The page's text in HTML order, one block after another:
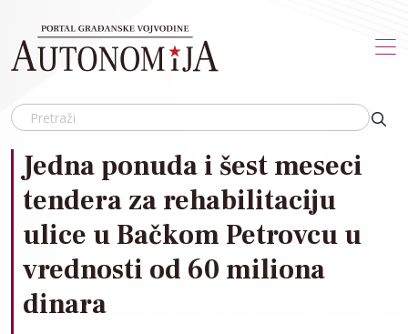
Jedna ponuda i šest meseci
tendera za rehabilitaciju
ulice u Bačkom Petrovcu u
vrednosti od 60 miliona
dinara